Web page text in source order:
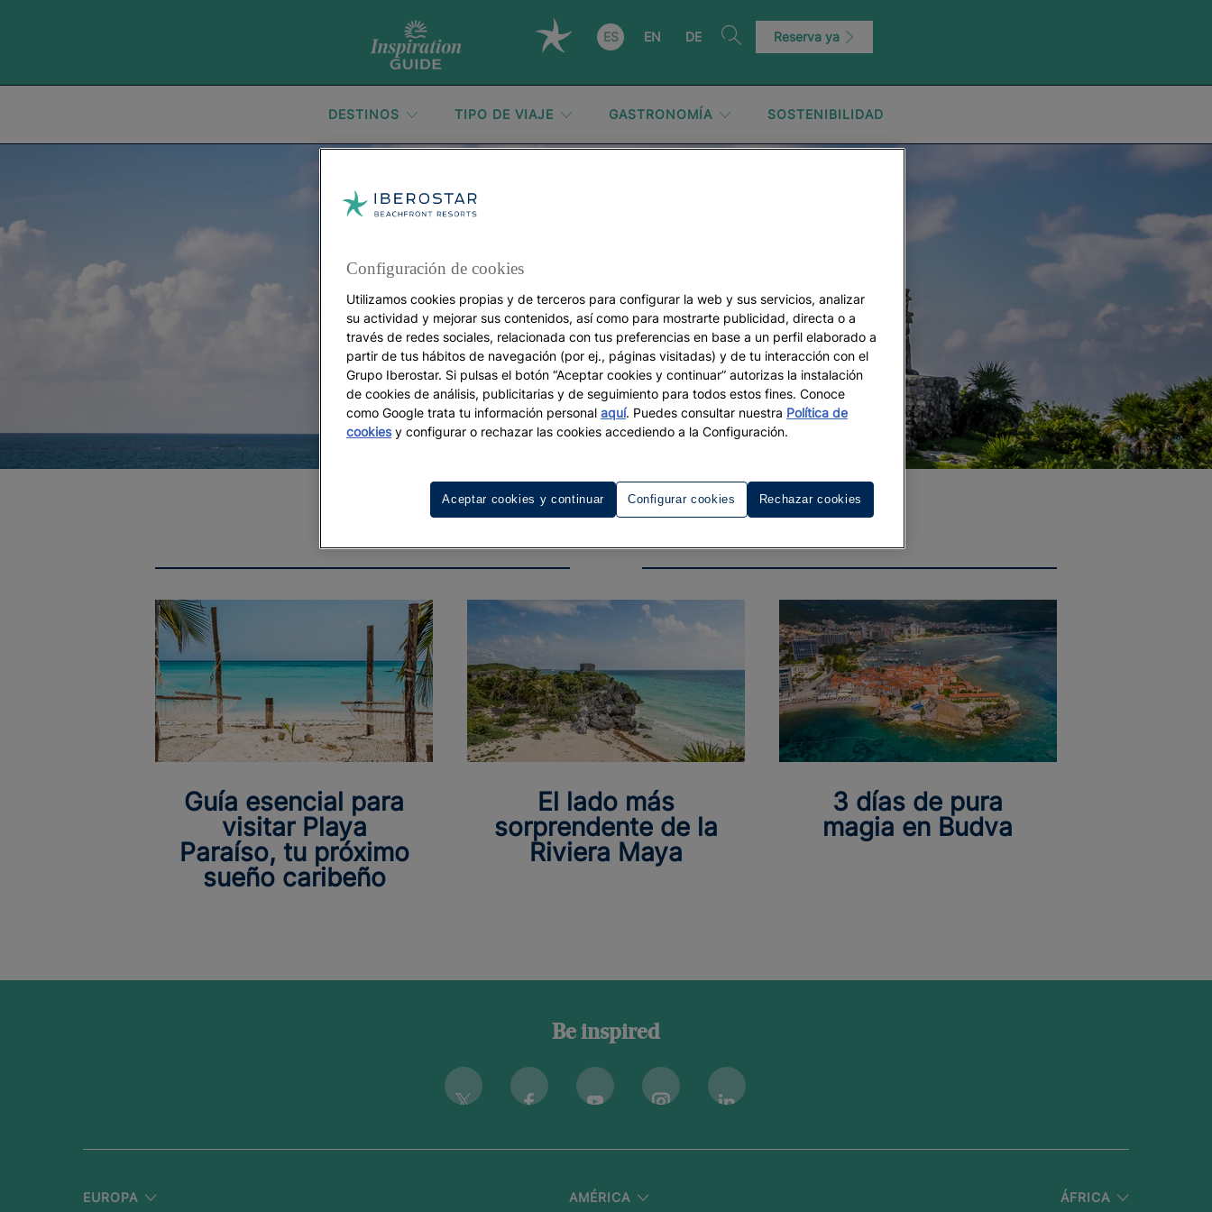
ES EN DE Reserva ya
DESTINOS TIPO DE VIAJE GASTRONOMÍA SOSTENIBILIDAD
Guía esencial para
visitar Playa
Paraíso, tu próximo
sueño caribeño
El lado más
sorprendente de la
Riviera Maya
3 días de pura
magia en Budva
Be inspired
Twitter Facebook Youtube InstagramLinkedin
EUROPA AMÉRICA ÁFRICA
Configuración de cookies
Utilizamos cookies propias y de terceros para configurar la web y sus servicios, analizar
su actividad y mejorar sus contenidos, así como para mostrarte publicidad, directa o a
través de redes sociales, relacionada con tus preferencias en base a un perfil elaborado a
partir de tus hábitos de navegación (por ej., páginas visitadas) y de tu interacción con el
Grupo Iberostar. Si pulsas el botón “Aceptar cookies y continuar” autorizas la instalación
de cookies de análisis, publicitarias y de seguimiento para todos estos fines. Conoce
como Google trata tu información personal aquí. Puedes consultar nuestra Política de
cookiesy configurar o rechazar las cookies accediendo a la Configuración.
Configurar cookies Rechazar cookies
Aceptar cookies y continuar